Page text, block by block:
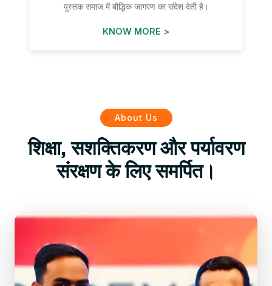
पुस्तक समाज में बौद्धिक जागरण का संदेश देती है।
KNOW MORE >
About Us
शिक्षा, सशक्तिकरण और पर्यावरण
संरक्षण के लिए समर्पित।